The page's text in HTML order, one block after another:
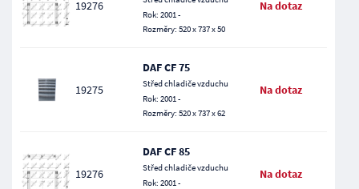
19276
Rok: 2001 -
Rozměry: 520 x 737 x 50
Na dotaz
19275
DAF CF 75
Střed chladiče vzduchu
Rok: 2001 -
Rozměry: 520 x 737 x 62
Na dotaz
19276
DAF CF 85
Střed chladiče vzduchu
Rok: 2001 -
Na dotaz